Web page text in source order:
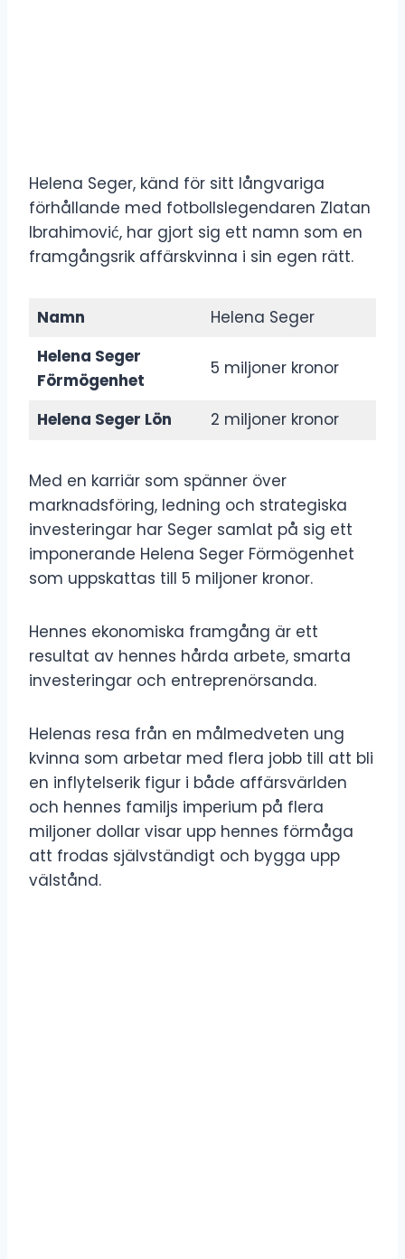
Helena Seger, känd för sitt långvariga
förhållande med fotbollslegendaren Zlatan
Ibrahimović, har gjort sig ett namn som en
framgångsrik affärskvinna i sin egen rätt.
Namn
Helena Seger
Helena Seger
Förmögenhet
5 miljoner kronor
Helena Seger Lön 2 miljoner kronor
Med en karriär som spänner över
marknadsföring, ledning och strategiska
investeringar har Seger samlat på sig ett
imponerande Helena Seger Förmögenhet
som uppskattas till 5 miljoner kronor.
Hennes ekonomiska framgång är ett
resultat av hennes hårda arbete, smarta
investeringar och entreprenörsanda.
Helenas resa från en målmedveten ung
kvinna som arbetar med flera jobb till att bli
en inflytelserik figur i både affärsvärlden
och hennes familjs imperium på flera
miljoner dollar visar upp hennes förmåga
att frodas självständigt och bygga upp
välstånd.